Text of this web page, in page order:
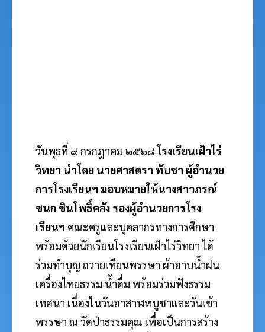
วันพุธที่ ๙ กรกฎาคม ๒๕๖๘โรงเรียนเฝ้าไร่
วิทยา นำโดย นายศาสตรา ทับชา ผู้อำนวย
การโรงเรียนฯ มอบหมายให้นางสาวภรณ์
ชนก ชินโพธิ์คลัง รองผู้อำนวยการโรง
เรียนฯ คณะครูและบุคลากรทางการศึกษา
พร้อมด้วยนักเรียนโรงเรียนเฝ้าไร่วิทยา ได้
ร่วมทำบุญ ถวายเทียนพรรษา ผ้าอาบน้ำฝน
เครื่องไทยธรรม น้ำดื่ม พร้อมร่วมฟังธรรม
เทศนา เนื่องในวันอาสาฬหบูชาและวันเข้า
พรรษา ณ วัดป่าธรรมคุณ เพื่อเป็นการสร้าง